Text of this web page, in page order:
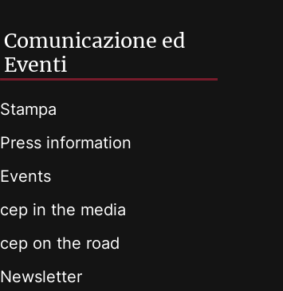
Comunicazione ed
Eventi
Stampa
Press information
Events
cep in the media
cep on the road
Newsletter